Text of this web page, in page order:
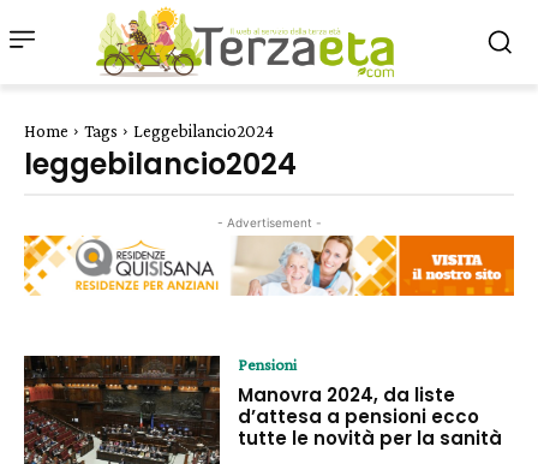
Home Tags Leggebilancio2024
leggebilancio2024
- Advertisement -
Pensioni
Manovra 2024, da liste
d’attesa a pensioni ecco
tutte le novità per la sanità